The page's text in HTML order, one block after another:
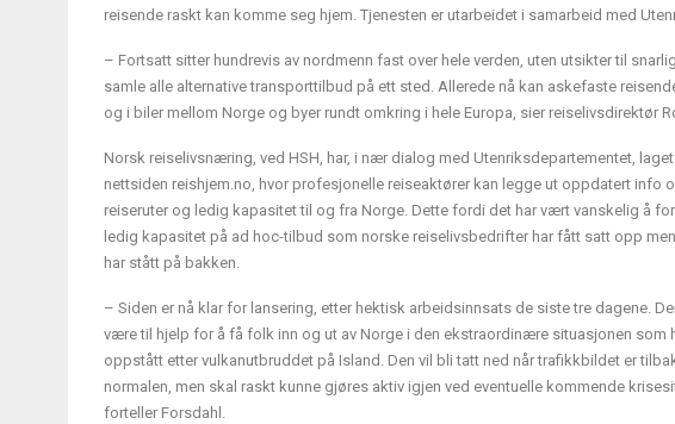
reisende raskt kan komme seg hjem. Tjenesten er utarbeidet i samarbeid med
– Fortsatt sitter hundrevis av nordmenn fast over hele verden, uten utsikter til
samle alle alternative transporttilbud på ett sted. Allerede nå kan askefaste
og i biler mellom Norge og byer rundt omkring i hele Europa, sier reiselivsdirektør
Norsk reiselivsnæring, ved HSH, har, i nær dialog med Utenriksdepartementet, laget
nettsiden reishjem.no, hvor profesjonelle reiseaktører kan legge ut oppdatert info
reiseruter og ledig kapasitet til og fra Norge. Dette fordi det har vært vanskelig å
ledig kapasitet på ad hoc-tilbud som norske reiselivsbedrifter har fått satt opp
har stått på bakken.
– Siden er nå klar for lansering, etter hektisk arbeidsinnsats de siste tre dagene.
være til hjelp for å få folk inn og ut av Norge i den ekstraordinære situasjonen som
oppstått etter vulkanutbruddet på Island. Den vil bli tatt ned når trafikkbildet er
normalen, men skal raskt kunne gjøres aktiv igjen ved eventuelle kommende
forteller Forsdahl.